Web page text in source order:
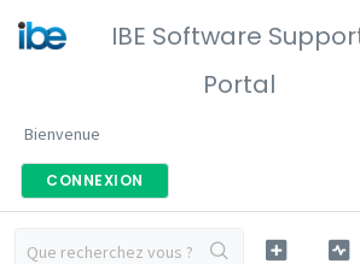
IBE Software
Portal
Bienvenue
CONNEXION